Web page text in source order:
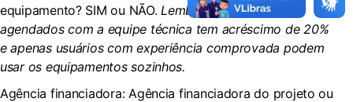
equipamento? SIM ou NÃO.Lembre-se que horários
agendados com a equipe técnica tem acréscimo de 20%
e apenas usuários com experiência comprovada podem
usar os equipamentos sozinhos.
Agência financiadora: Agência financiadora do projeto ou